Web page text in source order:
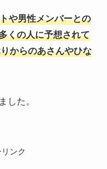
や男性メンバーとの
くの人に予想されて
からのあさんやひな
した。
ンク